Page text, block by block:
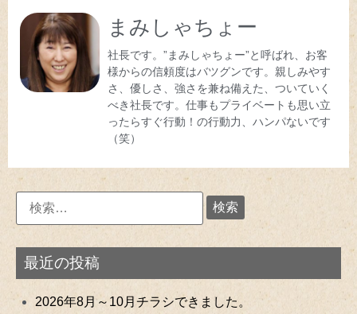
まみしゃちょー
社長です。”まみしゃちょー”と呼ばれ、お客
様からの信頼度はバツグンです。親しみやす
さ、優しさ、強さを兼ね備えた、ついていく
べき社長です。仕事もプライベートも思い立
ったらすぐ行動！の行動力、ハンパないです
（笑）
最近の投稿
2026年8月～10月チラシできました。